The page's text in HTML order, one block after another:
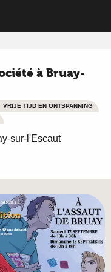
à Bruay-
VRIJE TIJD EN ONTSPANNING
sur-l'Escaut